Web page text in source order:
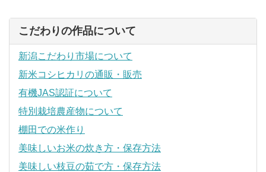
こだわりの作品について
新潟こだわり市場について
新米コシヒカリの通販・販売
有機JAS認証について
特別栽培農産物について
棚田での米作り
美味しいお米の炊き方・保存方法
美味しい枝豆の茹で方・保存方法